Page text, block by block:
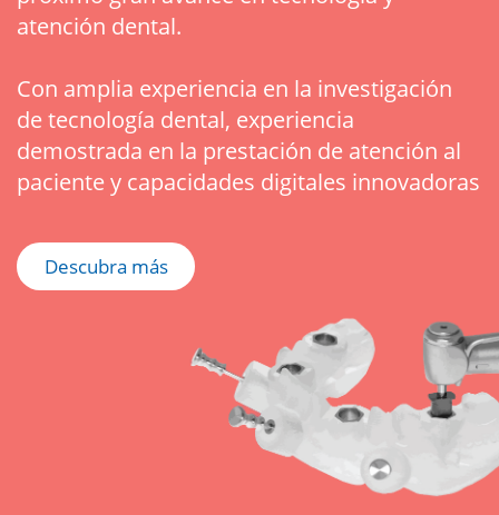
atención dental.
Con amplia experiencia en la investigación
de tecnología dental, experiencia
demostrada en la prestación de atención al
paciente y capacidades digitales innovadoras
Descubra más